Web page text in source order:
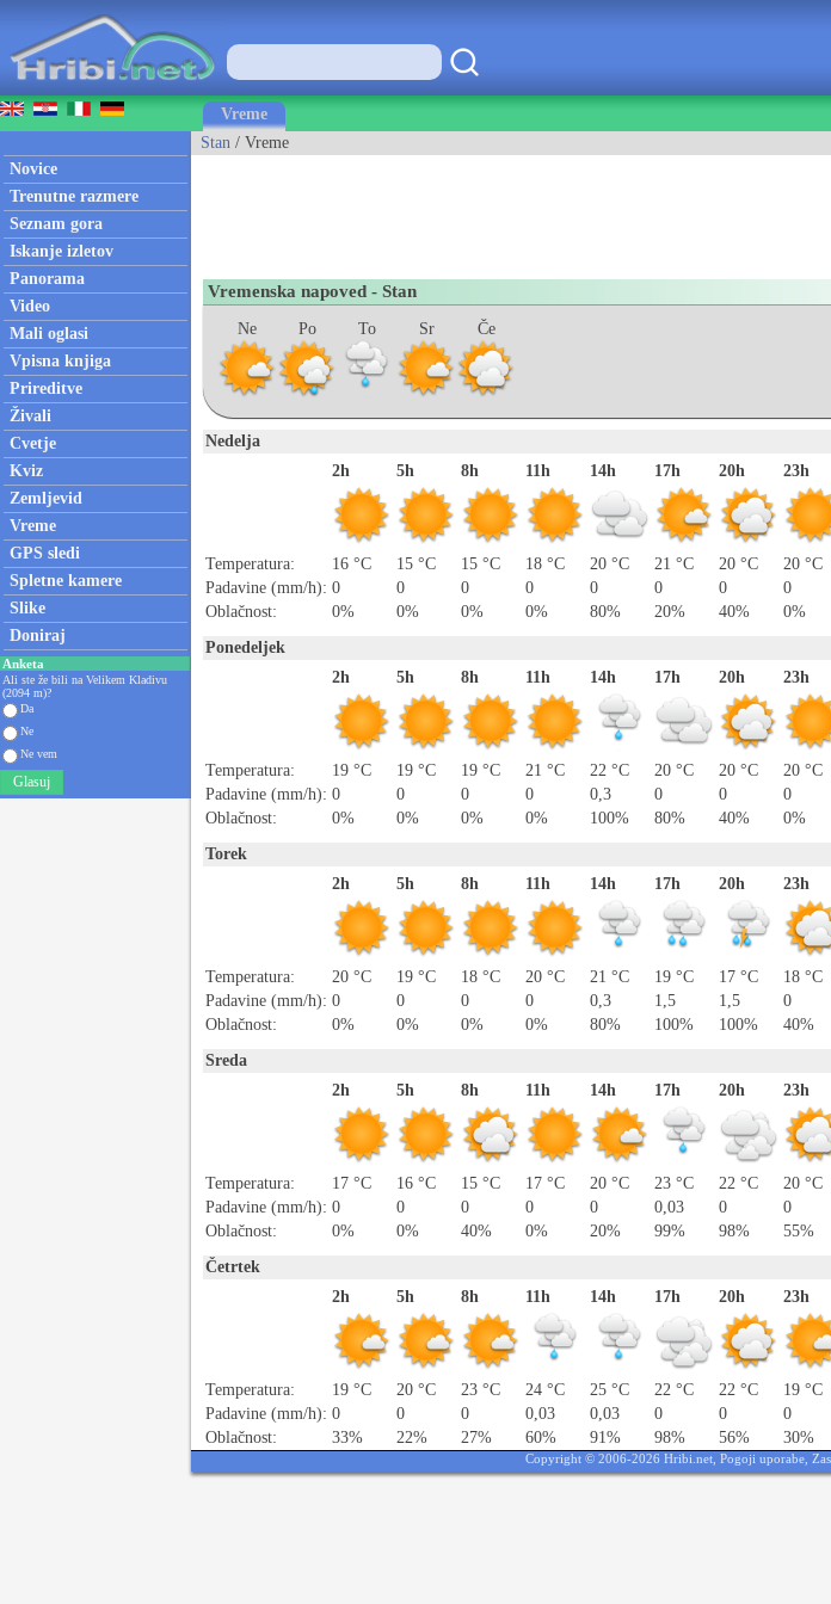
Vreme
Novice
Trenutne razmere
Seznam gora
Iskanje izletov
Panorama
Video
Mali oglasi
Vpisna knjiga
Prireditve
Živali
Cvetje
Kviz
Zemljevid
Vreme
GPS sledi
Spletne kamere
Slike
Doniraj
Anketa
Ali ste že bili na Velikem Kladivu
(2094 m)?
Da
Ne
Ne vem
Glasuj
Stan / Vreme
Vremenska napoved - Stan
Ne Po To Sr Če
Nedelja
2h
Temperatura:
16 °C
Padavine (mm/h): 0
Oblačnost:
0%
5h
15 °C
0
0%
8h
15 °C
0
0%
11h
18 °C
0
0%
14h
20 °C
0
80%
17h
21 °C
0
20%
20h
20 °C
0
40%
23h
20 °C
0
0%
Ponedeljek
2h
Temperatura:
19 °C
Padavine (mm/h): 0
Oblačnost:
0%
5h
19 °C
0
0%
8h
19 °C
0
0%
11h
21 °C
0
0%
14h
22 °C
0,3
100%
17h
20 °C
0
80%
20h
20 °C
0
40%
23h
20 °C
0
0%
Torek
2h
Temperatura:
20 °C
Padavine (mm/h): 0
Oblačnost:
0%
5h
19 °C
0
0%
8h
18 °C
0
0%
11h
20 °C
0
0%
14h
21 °C
0,3
80%
17h
19 °C
1,5
100%
20h
17 °C
1,5
100%
23h
18 °C
0
40%
Sreda
2h
Temperatura:
17 °C
Padavine (mm/h): 0
Oblačnost:
0%
5h
16 °C
0
0%
8h
15 °C
0
40%
11h
17 °C
0
0%
14h
20 °C
0
20%
17h
23 °C
0,03
99%
20h
22 °C
0
98%
23h
20 °C
0
55%
Četrtek
2h
Temperatura:
19 °C
Padavine (mm/h): 0
Oblačnost:
33%
5h
20 °C
0
22%
8h
23 °C
0
27%
11h
24 °C
0,03
60%
14h
25 °C
0,03
91%
17h
22 °C
0
98%
20h
22 °C
0
56%
23h
19 °C
0
30%
Copyright © 2006-2026 Hribi.net, Pogoji uporabe,